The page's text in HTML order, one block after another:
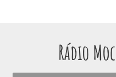
Rádio